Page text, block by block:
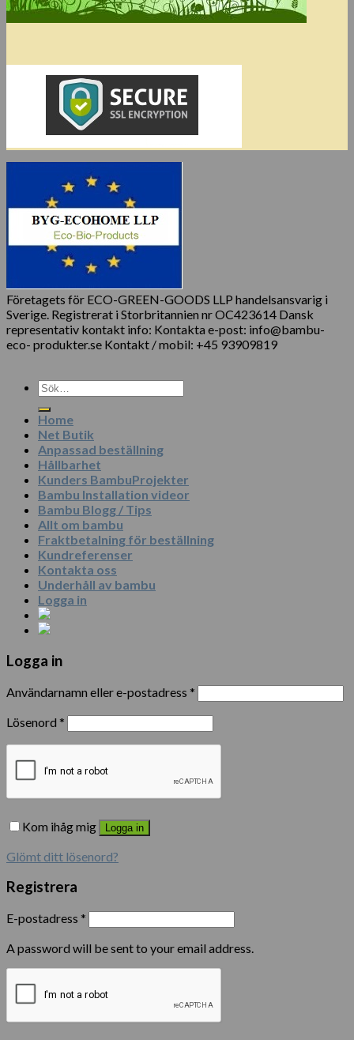
Företagets för ECO-GREEN-GOODS LLP handelsansvarig i
Sverige. Registrerat i Storbritannien nr OC423614 Dansk
representativ kontakt info: Kontakta e-post: info@bambu-
eco- produkter.se Kontakt / mobil: +45 93909819
Sök
efter:
Home
Net Butik
Anpassad beställning
Hållbarhet
Kunders BambuProjekter
Bambu Installation videor
Bambu Blogg / Tips
Allt om bambu
Fraktbetalning för beställning
Kundreferenser
Kontakta oss
Underhåll av bambu
Logga in
Logga in
Användarnamn eller e-postadress *
Lösenord *
Kom ihåg mig Logga in
Glömt ditt lösenord?
Registrera
E-postadress *
A password will be sent to your email address.